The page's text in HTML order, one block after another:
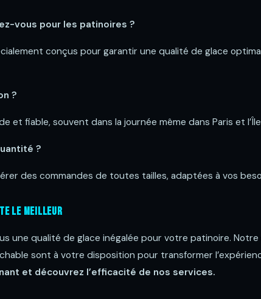
vous pour les patinoires ?
conçus pour garantir une qualité de glace
?
et fiable, souvent dans la journée même dans Paris et
?
des commandes de toutes tailles, adaptées à vos
le Meilleur
une qualité de glace inégalée pour votre patinoire.
sont à votre disposition pour transformer
et découvrez l’efficacité de nos services.